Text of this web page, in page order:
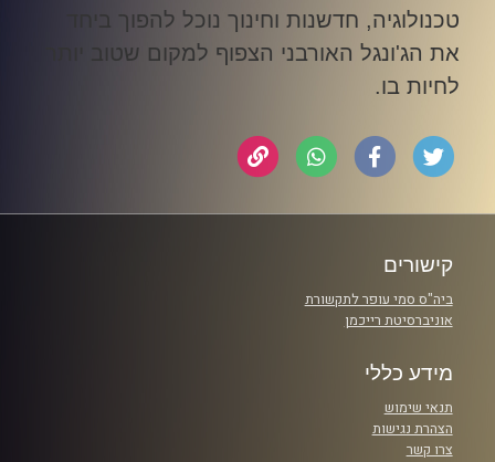
טכנולוגיה, חדשנות וחינוך נוכל להפוך ביחד
את הג'ונגל האורבני הצפוף למקום שטוב יותר
לחיות בו.
קישורים
ביה"ס סמי עופר לתקשורת
אוניברסיטת רייכמן
מידע כללי
תנאי שימוש
הצהרת נגישות
צרו קשר